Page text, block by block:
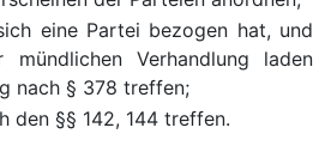
eine Partei bezogen hat, und
mündlichen Verhandlung laden
nach § 378 treffen;
den §§ 142, 144 treffen.